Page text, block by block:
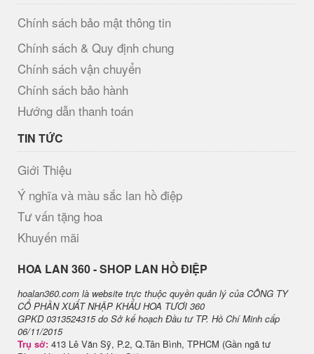
Chính sách bảo mật thông tin
Chính sách & Quy định chung
Chính sách vận chuyển
Chính sách bảo hành
Hướng dẫn thanh toán
TIN TỨC
Giới Thiệu
Ý nghĩa và màu sắc lan hồ điệp
Tư vấn tặng hoa
Khuyến mãi
H​OA LAN 360 - SHOP LAN HỒ ĐIỆP
hoalan360.com là website trực thuộc quyền quản lý của CÔNG TY
CỔ PHẦN XUẤT NHẬP KHẨU HOA TƯƠI 360
GPKD 0313524315 do Sở kế hoạch Đầu tư TP. Hồ Chí Minh cấp
06/11/2015
Trụ sở: 413 Lê Văn Sỹ, P.2, Q.Tân Bình, TPHCM (Gần ngã tư